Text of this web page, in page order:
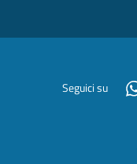
Seguici su